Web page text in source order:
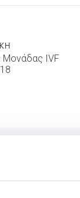
Μονάδας IVF